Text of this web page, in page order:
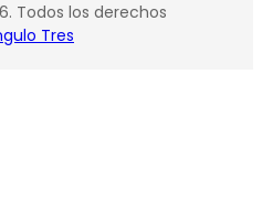
Todos los derechos
Tres